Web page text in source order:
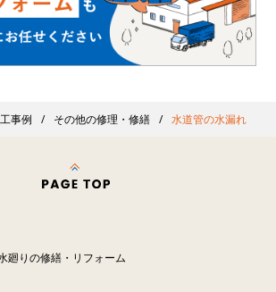
事例 その他の修理・修繕 水道管の水漏れ
廻りの修繕・リフォーム